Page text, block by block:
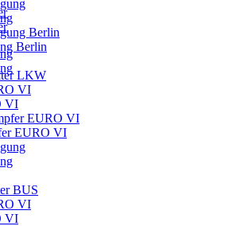
Berlin
LKW
VI
EURO VI
BUS
VI